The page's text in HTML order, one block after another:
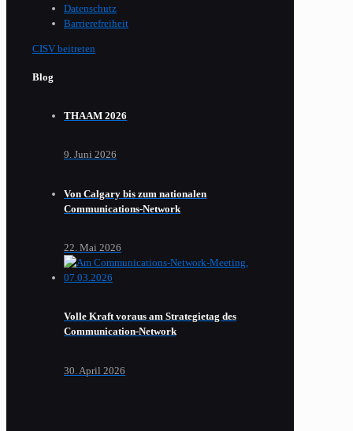
Datenschutz
Barrierefreiheit
CISV beitreten
Blog
THAAM 2026
9. Juni 2026
Von Calgary bis zum nationalen
Communications-Network
22. Mai 2026
Volle Kraft voraus am Strategietag des
Communication-Network
30. April 2026